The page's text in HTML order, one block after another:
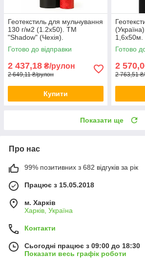
Геотекстиль для мульчування
130 г/м2 (1.2х50). ТМ
"Shadow" (Чехія).
Готово до відправки
2 437,18 ₴/рулон
2 649,11 ₴/рулон
Купити
1,6х50м.
та
Готово
2
2 763,51
Показати ще
Про нас
99% позитивних з 682 відгуків за рік
Працює з 15.05.2018
м. Харків
Харків, Україна
Контакти
Сьогодні працює з 09:00 до 18:30
Показати весь графік роботи